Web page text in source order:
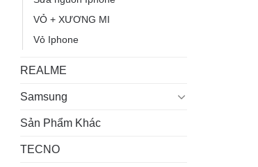
VỎ + XƯƠNG MI
Vỏ Iphone
REALME
Samsung
Sản Phẩm Khác
TECNO